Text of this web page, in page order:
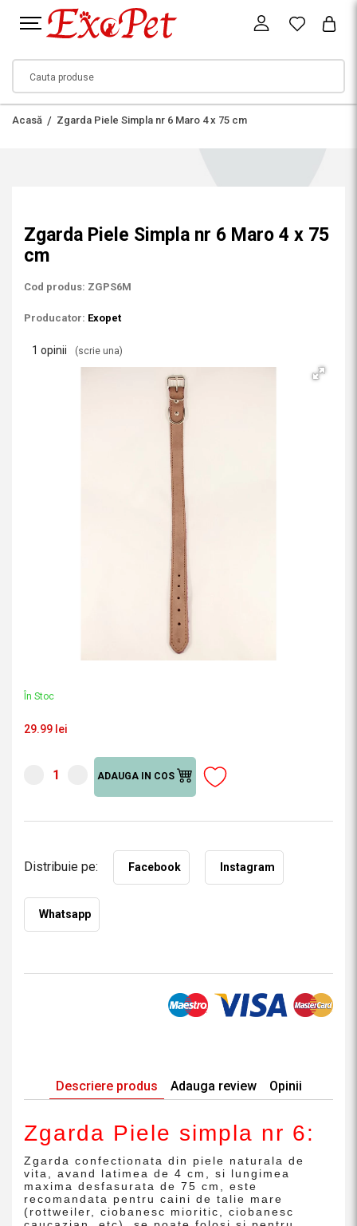
Acasă Zgarda Piele Simpla nr 6 Maro 4 x 75 cm
Descriere produs Adauga review Opinii
Zgarda Piele simpla nr 6:
Zgarda confectionata din piele naturala de
vita, avand latimea de 4 cm, si lungimea
maxima desfasurata de 75 cm, este
recomandata pentru caini de talie mare
(rottweiler, ciobanesc mioritic, ciobanesc
Zgarda Piele Simpla nr 6 Maro 4 x 75
cm
Cod produs: ZGPS6M
Producator: Exopet
1 opinii (scrie una)
În Stoc
29.99 lei
ADAUGA IN COS
Distribuie pe: Facebook Instagram
Whatsapp